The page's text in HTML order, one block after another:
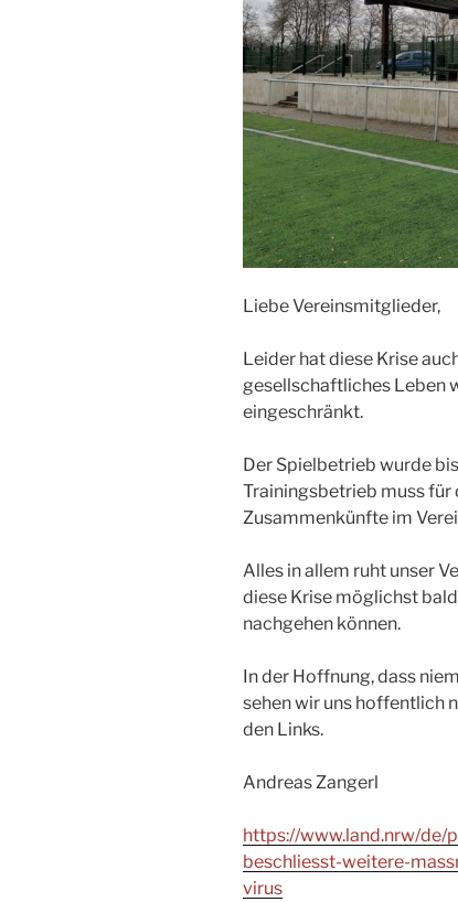
Liebe Vereinsmitglieder,
Leider hat diese Krise
gesellschaftliches Leben
eingeschränkt.
Der Spielbetrieb wurde
Trainingsbetrieb muss für
Zusammenkünfte im
Alles in allem ruht unser
diese Krise möglichst
nachgehen können.
In der Hoffnung, dass
sehen wir uns hoffentlich
den Links.
Andreas Zangerl
https://www.land.nrw/de/
beschliesst-weitere-
virus